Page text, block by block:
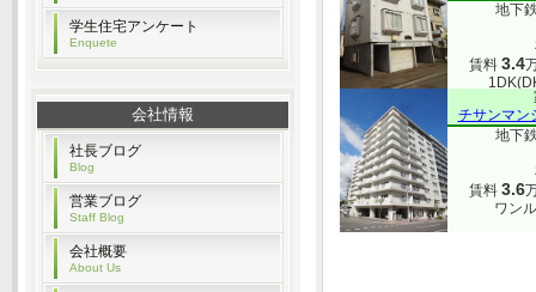
地下
賃料 3.4
チサンマン
地下
賃料 3.6
ワン
学生住宅アンケート
Enquete
会社情報
社長ブログ
Blog
営業ブログ
Staff Blog
会社概要
About Us